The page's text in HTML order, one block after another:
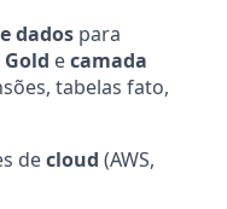
dados para
Gold ecamada
tabelas fato,
decloud (AWS,